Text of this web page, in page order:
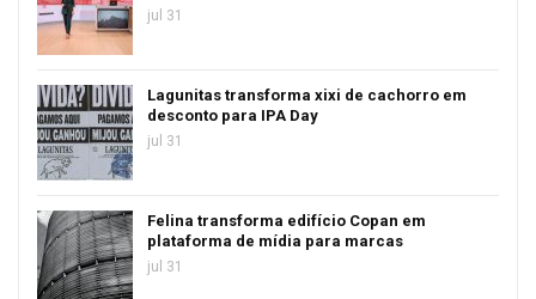
jul 31
Lagunitas transforma xixi de cachorro em
desconto para IPA Day
jul 31
Felina transforma edifício Copan em
plataforma de mídia para marcas
jul 31